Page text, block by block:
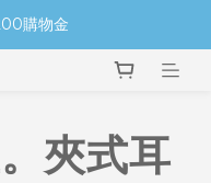
購物金
夾式耳